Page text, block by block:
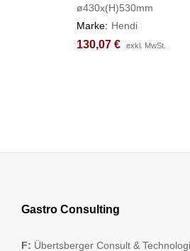
ø430x(H)530mm
Marke: Hendi
130,07 € exkl. MwSt.
130,07 € exkl. MwSt.
Gastro Consulting
F: Übertsberger Consult &